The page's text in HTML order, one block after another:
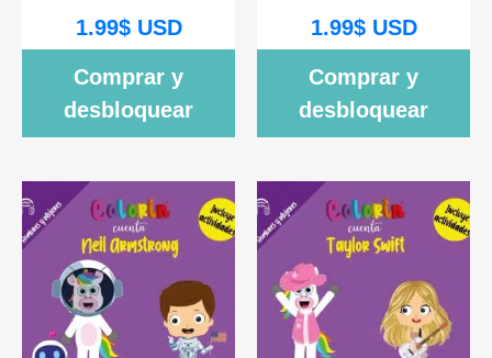
1.99$USD
Comprar y
desbloquear
1.99$USD
Comprar y
desbloquear